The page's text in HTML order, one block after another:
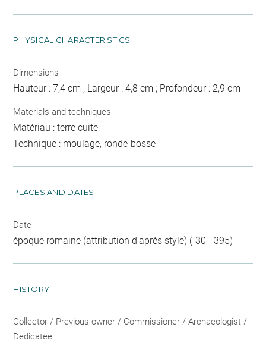
PHYSICAL CHARACTERISTICS
Dimensions
Hauteur : 7,4 cm ; Largeur : 4,8 cm ; Profondeur : 2,9 cm
Materials and techniques
Matériau : terre cuite
Technique : moulage, ronde-bosse
PLACES AND DATES
Date
époque romaine (attribution d'après style) (-30 - 395)
HISTORY
Collector / Previous owner / Commissioner / Archaeologist /
Dedicatee